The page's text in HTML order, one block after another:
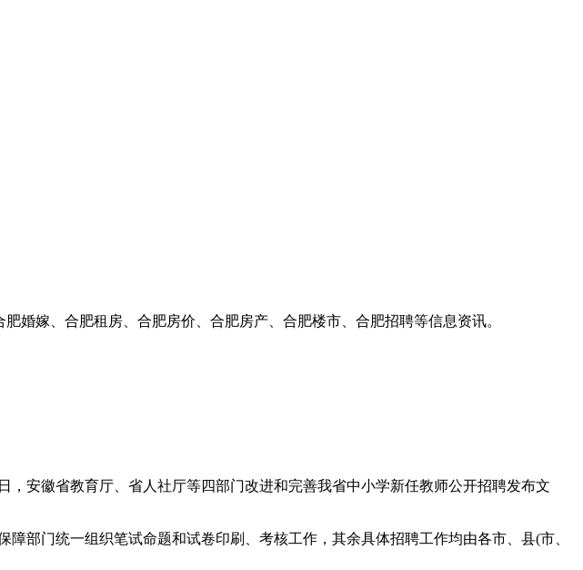
婚嫁、合肥租房、合肥房价、合肥房产、合肥楼市、合肥招聘等信息资讯。
安徽省教育厅、省人社厅等四部门改进和完善我省中小学新任教师公开招聘发布文
部门统一组织笔试命题和试卷印刷、考核工作，其余具体招聘工作均由各市、县(市、